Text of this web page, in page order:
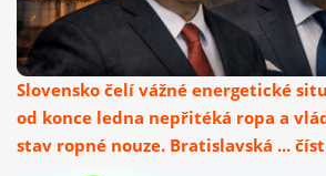
Slovensko čelí vážné energetické
od konce ledna nepřitéká ropa a
stav ropné nouze. Bratislavská ...